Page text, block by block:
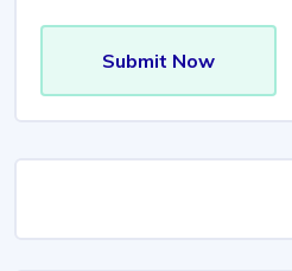
Submit Now